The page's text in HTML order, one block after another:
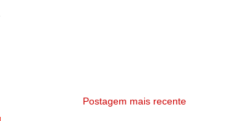
Postagem mais recente